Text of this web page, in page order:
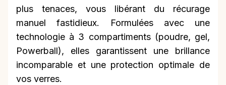
plus tenaces, vous libérant du récurage
manuel fastidieux. Formulées avec une
technologie à 3 compartiments (poudre, gel,
Powerball), elles garantissent une brillance
incomparable et une protection optimale de
vos verres.